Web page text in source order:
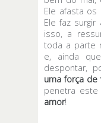
Ele afasta os
Ele faz
isso, a
toda a parte
e, ainda
despontar,
uma força de
penetra
amor!